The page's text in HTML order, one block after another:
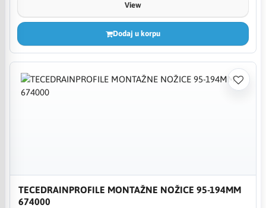
View
Dodaj u korpu
TECEDRAINPROFILE MONTAŽNE NOŽICE 95-194MM
674000